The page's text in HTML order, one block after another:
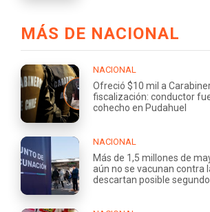
MÁS DE NACIONAL
NACIONAL
Ofreció $10 mil a
fiscalización: conductor
cohecho en Pudahuel
NACIONAL
Más de 1,5 millones de
aún no se vacunan contra
descartan posible